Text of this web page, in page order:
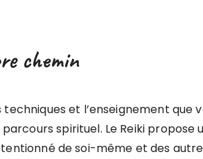
chemin
et l’enseignement que
spirituel. Le Reiki propose
de soi-même et des